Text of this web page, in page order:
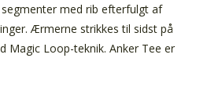
med rib efterfulgt af
Ærmerne strikkes til sidst på
Magic Loop-teknik. Anker Tee er